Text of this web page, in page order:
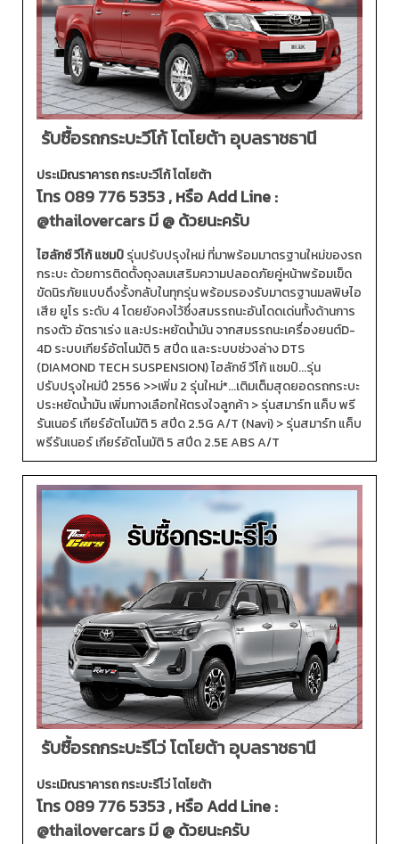
รับซื้อรถกระบะวีโก้ โตโยต้า อุบลราชธานี
ประเมิณราคารถ กระบะวีโก้ โตโยต้า
โทร089 776 5353, หรือ Add Line :
@thailovercarsมี @ ด้วยนะครับ
ไฮลักซ์ วีโก้ แชมป์รุ่นปรับปรุงใหม่ ที่มาพร้อมมาตรฐานใหม่ของรถ
กระบะ ด้วยการติดตั้งถุงลมเสริมความปลอดภัยคู่หน้าพร้อมเข็ด
ขัดนิรภัยแบบดึงรั้งกลับในทุกรุ่น พร้อมรองรับมาตรฐานมลพิษไอ
เสีย ยูโร ระดับ 4 โดยยังคงไว้ซึ่งสมรรถนะอันโดดเด่นทั้งด้านการ
ทรงตัว อัตราเร่ง และประหยัดน้ำมัน จากสมรรถนะเครื่องยนต์D-
4D ระบบเกียร์อัตโนมัติ 5 สปีด และระบบช่วงล่าง DTS
(DIAMOND TECH SUSPENSION) ไฮลักซ์ วีโก้ แชมป์...รุ่น
ปรับปรุงใหม่ปี 2556 >>เพิ่ม 2 รุ่นใหม่*...เติมเต็มสุดยอดรถกระบะ
ประหยัดน้ำมัน เพิ่มทางเลือกให้ตรงใจลูกค้า > รุ่นสมาร์ท แค็บ พรี
รันเนอร์ เกียร์อัตโนมัติ 5 สปีด 2.5G A/T (Navi) > รุ่นสมาร์ท แค็บ
พรีรันเนอร์ เกียร์อัตโนมัติ 5 สปีด 2.5E ABS A/T
รับซื้อรถกระบะรีโว่ โตโยต้า อุบลราชธานี
ประเมิณราคารถ กระบะรีโว่ โตโยต้า
โทร089 776 5353, หรือ Add Line :
@thailovercarsมี @ ด้วยนะครับ